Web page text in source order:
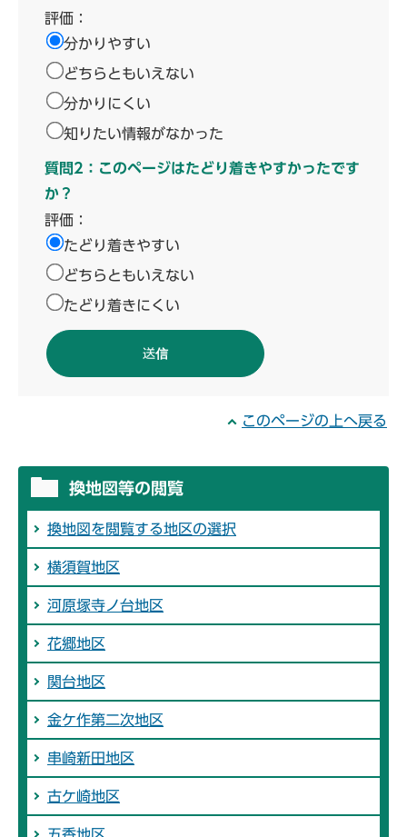
評価：
分かりやすい
どちらともいえない
分かりにくい
知りたい情報がなかった
質問2：このページはたどり着きやすかったです
か？
評価：
たどり着きやすい
どちらともいえない
たどり着きにくい
このページの上へ戻る
換地図等の閲覧
換地図を閲覧する地区の選択
横須賀地区
河原塚寺ノ台地区
花郷地区
関台地区
金ケ作第二次地区
串崎新田地区
古ケ崎地区
五香地区